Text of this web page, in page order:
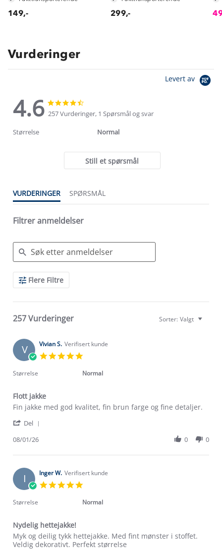
149,- 299,-
Vurderinger
Levert av
4.6
4.6
star
rating
star
rating
257 Vurderinger, 1 Spørsmål og svar
Størrelse Normal
Still et spørsmål
VURDERINGER SPØRSMÅL
Filtrer anmeldelser
Search
ReviewsFlere Filtre
257 Vurderinger Sorter: Valgt
V Vivian S. Verifisert kunde
rating
Størrelse Normal
Flott jakke
Review
Vivian
on
Jan
review
Flott
Fin jakke med god kvalitet, fin brun farge og fine detaljer.
Del
Vivian
on
8
Jan
08/01/26 0 0
I Inger W. Verifisert kunde
rating
Størrelse Normal
Nydelig hettejakke!
Review
by
review
stating
Myk og deilig tykk hettejakke. Med fint mønster i stoffet.
Veldig dekorativt. Perfekt størrelse